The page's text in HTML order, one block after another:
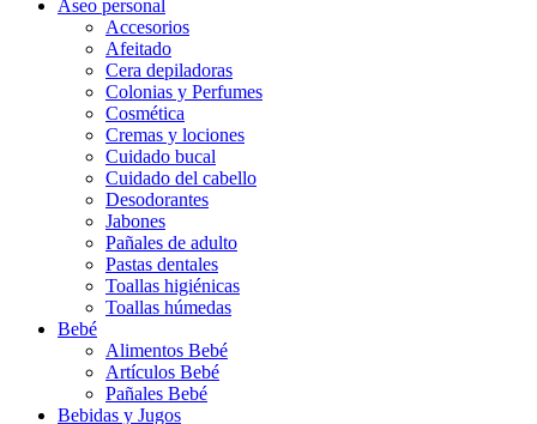
Aseo personal
Accesorios
Afeitado
Cera depiladoras
Colonias y Perfumes
Cosmética
Cremas y lociones
Cuidado bucal
Cuidado del cabello
Desodorantes
Jabones
Pañales de adulto
Pastas dentales
Toallas higiénicas
Toallas húmedas
Bebé
Alimentos Bebé
Artículos Bebé
Pañales Bebé
Bebidas y Jugos